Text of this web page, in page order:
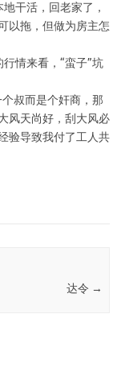
干活，回老家了，
以拖，但做为房主怎
情来看，“蛮子”坑
叔而是个奸商，那
风天尚好，刮大风必
验导致我付了工人共
达令 →